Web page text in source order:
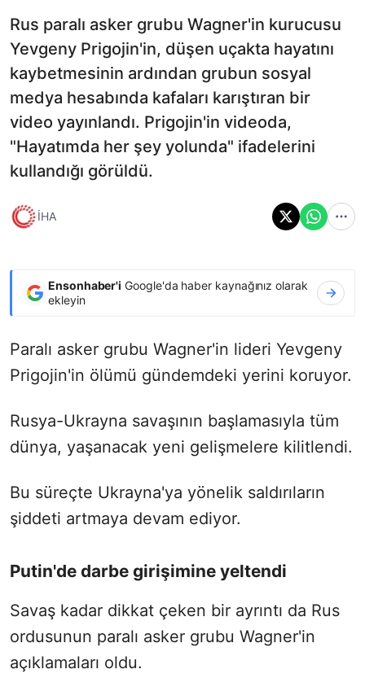
Rus paralı asker grubu Wagner'in kurucusu
Yevgeny Prigojin'in, düşen uçakta hayatını
kaybetmesinin ardından grubun sosyal
medya hesabında kafaları karıştıran bir
video yayınlandı. Prigojin'in videoda,
"Hayatımda her şey yolunda" ifadelerini
kullandığı görüldü.
İHA
Ensonhaber'i Google'da haber kaynağınız olarak
ekleyin
Paralı asker grubu Wagner'in lideri Yevgeny
Prigojin'in ölümü gündemdeki yerini koruyor.
Rusya-Ukrayna savaşının başlamasıyla tüm
dünya, yaşanacak yeni gelişmelere kilitlendi.
Bu süreçte Ukrayna'ya yönelik saldırıların
şiddeti artmaya devam ediyor.
Putin'de darbe girişimine yeltendi
Savaş kadar dikkat çeken bir ayrıntı da Rus
ordusunun paralı asker grubu Wagner'in
açıklamaları oldu.